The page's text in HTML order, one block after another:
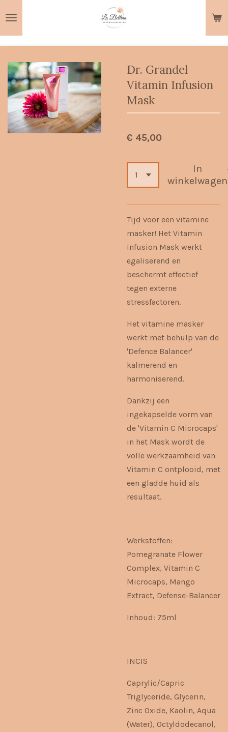
hoofdinhoud
Dr. Grandel
Vitamin Infusion
Mask
€ 45,00
In
winkelwagen
Tijd voor een vitamine
masker! Het Vitamin
Infusion Mask werkt
egaliserend en
beschermt effectief
tegen externe
stressfactoren.
Het vitamine masker
werkt met behulp van de
'Defence Balancer'
kalmerend en
harmoniserend.
Dankzij een
ingekapselde vorm van
de 'Vitamin C Microcaps'
in het Mask wordt de
volle werkzaamheid van
Vitamin C ontplooid, met
een gladde huid als
resultaat.
Werkstoffen:
Pomegranate Flower
Complex, Vitamin C
Microcaps, Mango
Extract, Defense-Balancer
Inhoud: 75ml
INCIS
Caprylic/Capric
Triglyceride, Glycerin,
Zinc Oxide, Kaolin, Aqua
(Water), Octyldodecanol,